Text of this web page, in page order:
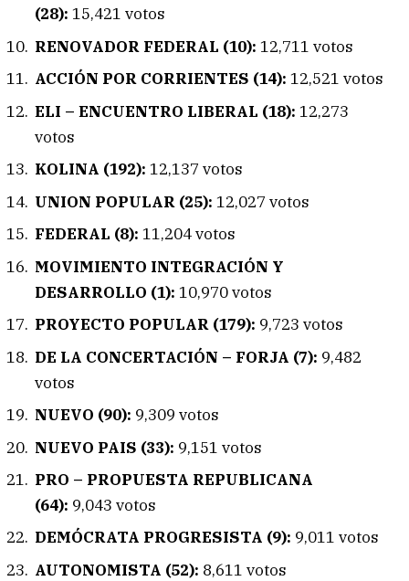
(28): 15,421 votos
RENOVADOR FEDERAL (10): 12,711 votos
ACCIÓN POR CORRIENTES (14): 12,521 votos
ELI – ENCUENTRO LIBERAL (18): 12,273
votos
KOLINA (192): 12,137 votos
UNION POPULAR (25): 12,027 votos
FEDERAL (8): 11,204 votos
MOVIMIENTO INTEGRACIÓN Y
DESARROLLO (1): 10,970 votos
PROYECTO POPULAR (179): 9,723 votos
DE LA CONCERTACIÓN – FORJA (7): 9,482
votos
NUEVO (90): 9,309 votos
NUEVO PAIS (33): 9,151 votos
PRO – PROPUESTA REPUBLICANA
(64): 9,043 votos
DEMÓCRATA PROGRESISTA (9): 9,011 votos
AUTONOMISTA (52): 8,611 votos